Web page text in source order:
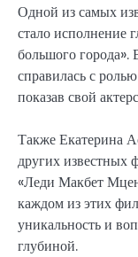
Одной из самых
стало исполнение
большого города».
справилась с
показав свой
Также Екатерина
других известных
«Леди Макбет
каждом из этих
уникальность и
глубиной.